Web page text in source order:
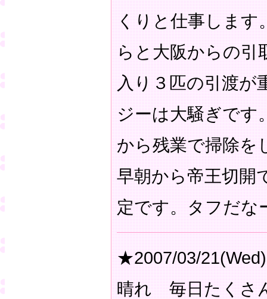
くりと仕事します
らと大阪からの引
入り３匹の引渡
ジーは大騒ぎで
から残業で掃除を
早朝から帝王切開
定です。タフだ
★2007/03/21(Wed)
晴れ 毎日たくさ